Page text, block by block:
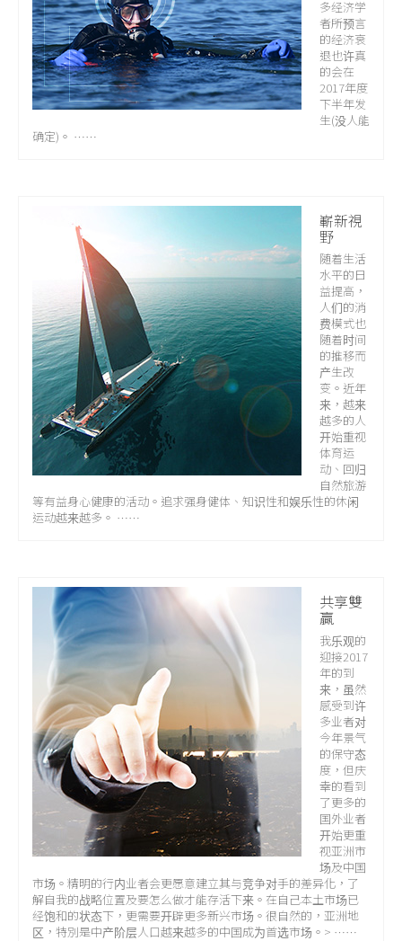
多经济学
者所预言
的经济衰
退也许真
的会在
2017年度
下半年发
生(没人能
确定)。 ……
嶄新視
野
随着生活
水平的日
益提高，
人们的消
费模式也
随着时间
的推移而
产生改
变。近年
来，越来
越多的人
开始重视
体育运
动、回归
自然旅游
等有益身心健康的活动。追求强身健体、知识性和娱乐性的休闲
运动越来越多。 ……
共享雙
贏
我乐观的
迎接2017
年的到
来，虽然
感受到许
多业者对
今年景气
的保守态
度，但庆
幸的看到
了更多的
国外业者
开始更重
视亚洲市
场及中国
市场。精明的行内业者会更愿意建立其与竞争对手的差异化，了
解自我的战略位置及要怎么做才能存活下来。在自己本土市场已
经饱和的状态下，更需要开辟更多新兴市场。很自然的，亚洲地
区，特別是中产阶层人口越来越多的中国成为首选市场。> ……